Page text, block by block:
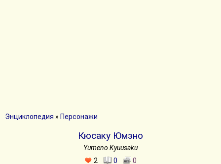
Энциклопедия » Персонажи
Кюсаку Юмэно
Yumeno Kyuusaku
2
0 0